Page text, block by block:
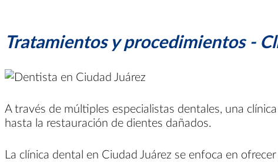
Tratamientos y procedimientos -
A través de múltiples especialistas dentales, una
hasta la restauración de dientes dañados.
La clínica dental en Ciudad Juárez se enfoca en